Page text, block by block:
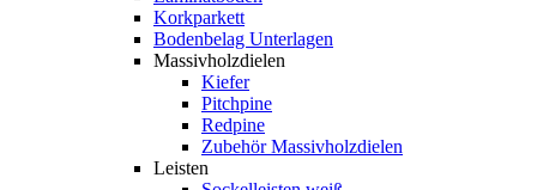
Korkparkett
Bodenbelag Unterlagen
Massivholzdielen
Kiefer
Pitchpine
Redpine
Zubehör Massivholzdielen
Leisten